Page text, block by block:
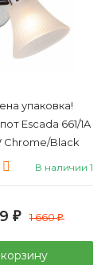
упаковка!
Escada 661/1A
Chrome/Black
HORN
В наличии 1
₽ 1 660₽